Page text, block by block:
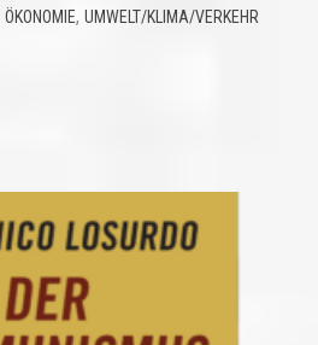
ÖKONOMIE, UMWELT/KLIMA/VERKEHR